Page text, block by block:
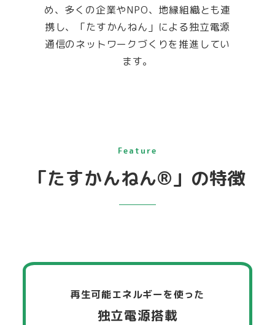
め、多くの企業やNPO、地縁組織とも連
携し、「たすかんねん」による独立電源
通信のネットワークづくりを推進してい
ます。
Feature
「たすかんねん®」の特徴
再生可能エネルギーを使った
独立電源搭載